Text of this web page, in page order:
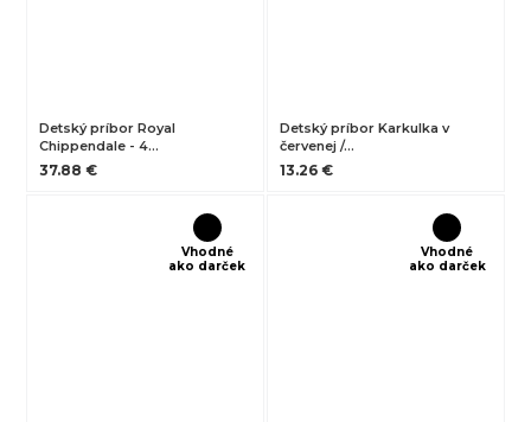
Detský príbor Royal
Chippendale - 4…
37.88 €
Detský príbor Karkulka v
červenej /…
13.26 €
Vhodné
ako darček
Vhodné
ako darček